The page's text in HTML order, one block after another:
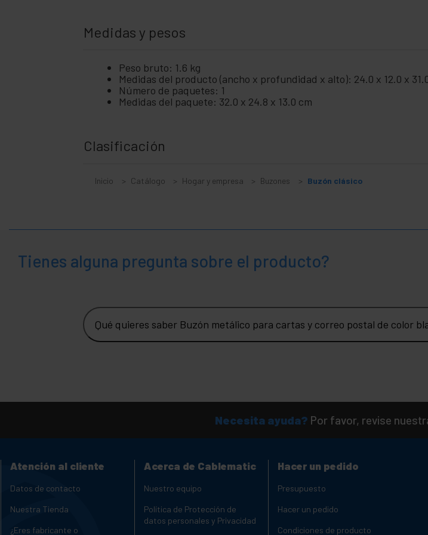
Medidas y pesos
Peso bruto: 1.6 kg
Medidas del producto (ancho x profundidad x alto): 24.0 x 12.0 x
Número de paquetes: 1
Medidas del paquete: 32.0 x 24.8 x 13.0 cm
Clasificación
Inicio Catálogo Hogar y empresa Buzones Buzón clásico
Tienes alguna pregunta sobre el producto?
Qué quieres saber Buzón metálico para cartas y correo postal de color
Necesita ayuda? Por favor, revise
Atención al cliente
Datos de contacto
Nuestra Tienda
¿Eres fabricante o
Acerca de Cablematic
Nuestro equipo
Política de Protección de
datos personales y Privacidad
Hacer un pedido
Presupuesto
Hacer un pedido
Condiciones de producto